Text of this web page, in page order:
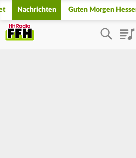
Nachrichten Guten Morgen